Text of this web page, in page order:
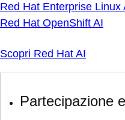
Red Hat Enterprise Linux
Red Hat OpenShift AI
Scopri Red Hat AI
Partecipazione